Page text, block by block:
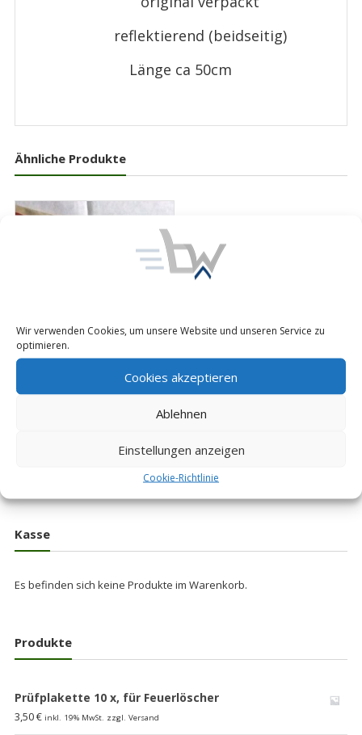
Wir verwenden Cookies, um unsere Website und unseren Service zu
optimieren.
Cookies akzeptieren
Ablehnen
Einstellungen anzeigen
Cookie-Richtlinie
reflektierend (beidseitig)
Länge ca 50cm
Ähnliche Produkte
Bundeswehr Signalkelle
Schaffnerkelle
Winkerkelle Signal Winker
inkl. 19% MwSt. zzgl.
Kasse
Es befinden sich keine Produkte im Warenkorb.
Produkte
Prüfplakette 10 x, für Feuerlöscher
3,50€ inkl. 19% MwSt. zzgl. Versand